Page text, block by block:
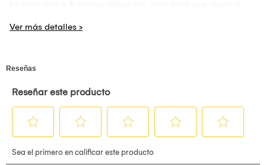
una silla.